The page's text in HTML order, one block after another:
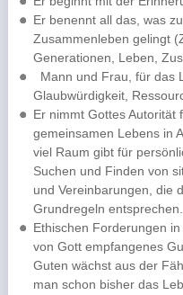
Er benennt all das, was
Zusammenleben gelingt
Generationen, Leben,
Mann und Frau, für das
Glaubwürdigkeit,
Er nimmt Gottes Autorität
gemeinsamen Lebens in
viel Raum gibt für
Suchen und Finden von
und Vereinbarungen, die
Grundregeln entsprechen.
Ethischen Forderungen
von Gott empfangenes
Guten wächst aus der
man schon bisher das